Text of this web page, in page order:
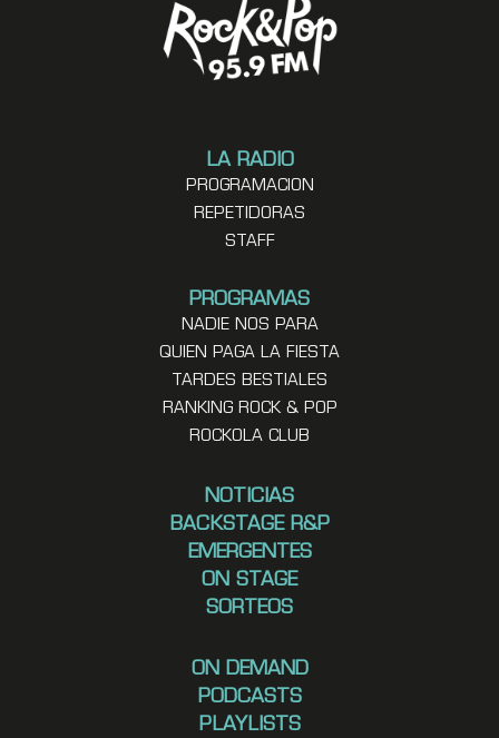
LA RADIO
PROGRAMACION
REPETIDORAS
STAFF
PROGRAMAS
NADIE NOS PARA
QUIEN PAGA LA FIESTA
TARDES BESTIALES
RANKING ROCK & POP
ROCKOLA CLUB
NOTICIAS
BACKSTAGE R&P
EMERGENTES
ON STAGE
SORTEOS
ON DEMAND
PODCASTS
PLAYLISTS